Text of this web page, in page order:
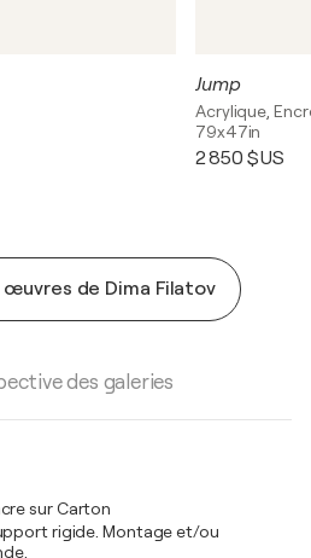
Jump
Acrylique,
79x47in
2 850 $US
de Dima Filatov
des galeries
sur Carton
rigide. Montage et/ou